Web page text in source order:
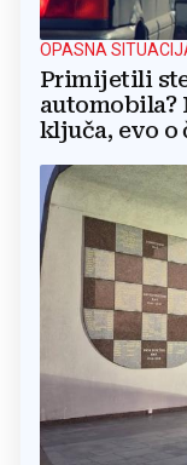
OPASNA
Primijetili
automobila?
ključa, evo o